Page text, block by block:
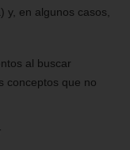
en algunos casos,
al buscar
conceptos que no